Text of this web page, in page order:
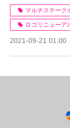
いて
マルチステーク
ロゴリニューア
2021-09-21 01:00